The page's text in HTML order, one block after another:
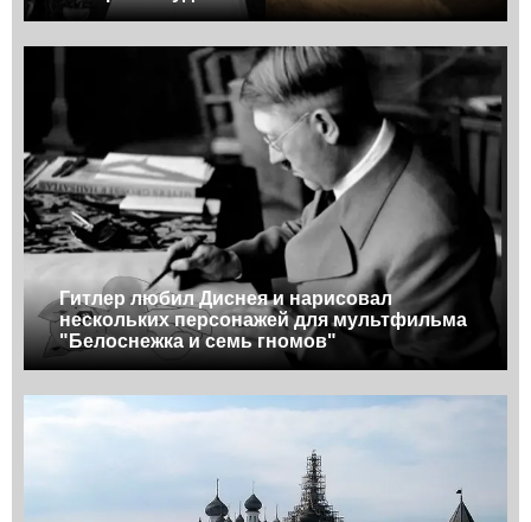
Гитлер любил Диснея и нарисовал
нескольких персонажей для мультфильма
"Белоснежка и семь гномов"